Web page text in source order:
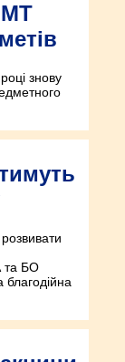
знову
та БО